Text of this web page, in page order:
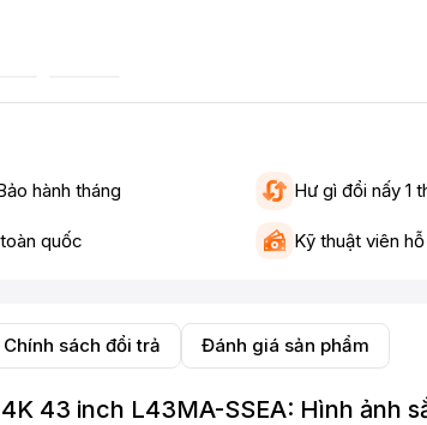
hành tháng Hư gì đổi nấy 1
quốc Kỹ thuật viên
Chính sách đổi trả Đánh giá sản phẩm
43 inch L43MA-SSEA: Hình ảnh